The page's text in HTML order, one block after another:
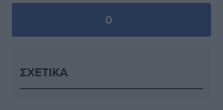
0
ΣΧΕΤΙΚΆ